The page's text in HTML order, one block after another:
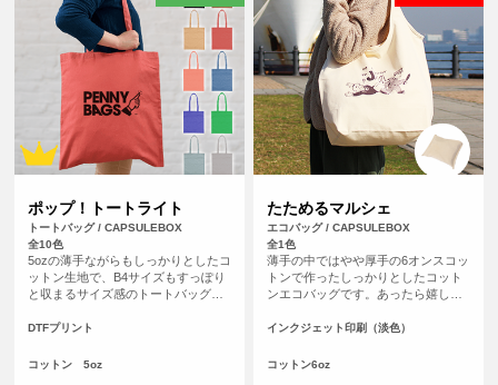
ポップ！トートライト
トートバッグ / CAPSULEBOX
全10色
5ozの薄手ながらもしっかりとしたコ
ットン生地で、B4サイズもすっぽり
と収まるサイズ感のトートバッグで
ットタイプのトートバッグなので書
も持ち歩きにも便利なトートバッ
DTFプリント
コットン 5oz
たためるマルシェ
エコバッグ / CAPSULEBOX
全1色
薄手の中ではやや厚手の6オンスコッ
トンで作ったしっかりとしたコット
ンエコバッグです。あったら嬉しい
ケットに入れればコンパクトにする
り、とてもしっかりとしたエコバッ
インクジェット印刷（淡色）
コットン6oz